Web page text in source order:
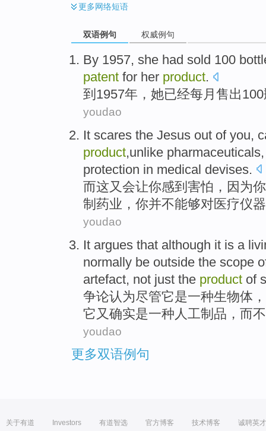
更多网络短语
双语例句 权威例句
By 1957, she had sold 100
patent for her product.
到 1957年， 她已经每月 售出100
youdao
It scares the Jesus out of you,
product,unlike pharmaceuticals
protection in medical devises.
而这又会让你感到 害怕 ， 因为你
制药业 ，你并不能够对医疗仪器
youdao
It argues that although it is a
normally be outside the scope
artefact, not just the product of
争论认为尽管它是一种生物体
它 又 确实是一种人工制品 ， 而
youdao
更多双语例句
关于有道 Investors 有道智选 官方博客 技术博客 诚聘英才